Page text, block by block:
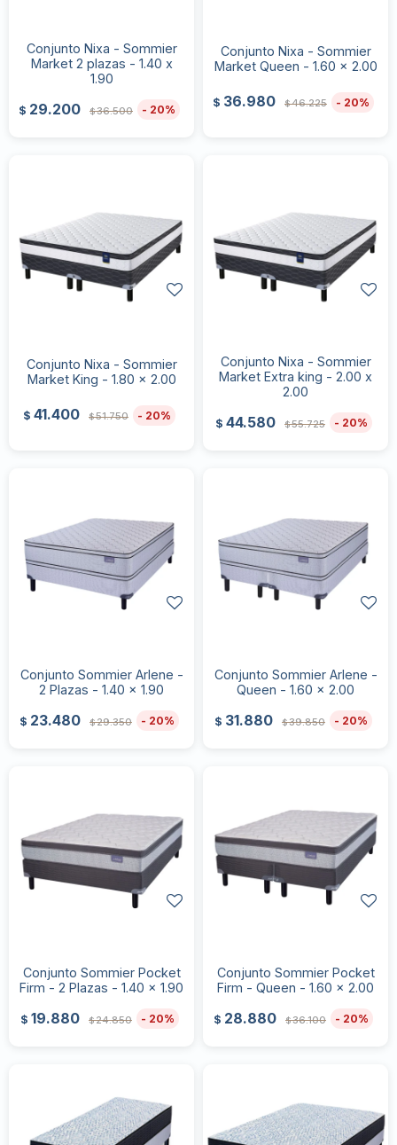
Conjunto Nixa - Sommier
Market 2 plazas - 1.40 x
1.90
$ 29.200 $36.500 20
Conjunto Nixa - Sommier
Market Queen - 1.60 x 2.00
$ 36.980 $46.225 20
Conjunto Nixa - Sommier
Market King - 1.80 x 2.00
$ 41.400 $51.750 20
Conjunto Nixa - Sommier
Market Extra king - 2.00 x
2.00
$ 44.580 $55.725 20
Conjunto Sommier Arlene -
2 Plazas - 1.40 x 1.90
$ 23.480 $29.350 20
Conjunto Sommier Arlene -
Queen - 1.60 x 2.00
$ 31.880 $39.850 20
Conjunto Sommier Pocket
Firm - 2 Plazas - 1.40 x 1.90
$ 19.880 $24.850 20
Conjunto Sommier Pocket
Firm - Queen - 1.60 x 2.00
$ 28.880 $36.100 20